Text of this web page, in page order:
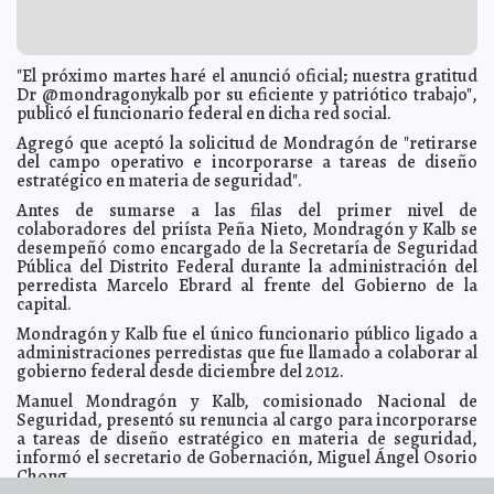
requisitos
2014-03-17 09:47:31 El hijo de Zidane, llamado para la sub'16 de Francia
Carmen Alicia Briceño Sánchez
2014-03-17 09:43:24 Entierran viva a paquistaní por casarse sin permiso
Carmen Alicia Briceño Sánchez
2014-03-17 09:40:53 No hay planes para otro bebé real, dice el Duque de
Cambridge Eduardo Ignacio Ramos Pérez
2014-03-17 09:38:58 Piloto de avión malayo era un fanático político
Carmen
Alicia Briceño Sánchez
2014-03-17 09:18:54 La mayoría de los crimeos vota por reunificarse a
Rusia Carmen Alicia Briceño Sánchez
2014-03-17 09:16:11 Los Plancarte también se dedicaban al tráfico de
órganos: Mireles
2014-03-16 18:23:24 Honran a las mujeres con acciones Kamila López
2014-03-16 18:19:43 Arranca el Torneo de Fútbol de Segunda Fuerza de San
José Tecoh Fernando Valenzuela Elena Martin
2014-03-16 18:15:06 Inauguran el II Torneo de Liga de Vergel Emancipación
Ariel Martín
2014-03-16 18:12:04 Más acciones de infraestructura vial para el Poniente
de la ciudad Kamila López
"El próximo martes haré el anunció oficial; nuestra gratitud
Dr @mondragonykalb por su eficiente y patriótico trabajo",
publicó el funcionario federal en dicha red social.
Agregó que aceptó la solicitud de Mondragón de "retirarse
del campo operativo e incorporarse a tareas de diseño
estratégico en materia de seguridad".
Antes de sumarse a las filas del primer nivel de
colaboradores del priísta Peña Nieto, Mondragón y Kalb se
desempeñó como encargado de la Secretaría de Seguridad
Pública del Distrito Federal durante la administración del
perredista Marcelo Ebrard al frente del Gobierno de la
capital.
Mondragón y Kalb fue el único funcionario público ligado a
administraciones perredistas que fue llamado a colaborar al
gobierno federal desde diciembre del 2012.
Manuel Mondragón y Kalb, comisionado Nacional de
Seguridad, presentó su renuncia al cargo para incorporarse
a tareas de diseño estratégico en materia de seguridad,
informó el secretario de Gobernación, Miguel Ángel Osorio
Chong.